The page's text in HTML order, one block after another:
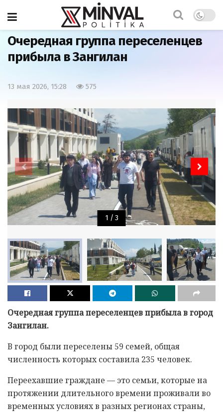
Главная Общество
Очередная группа переселенцев
прибыла в Зангилан
13 мая 2026, 15:28 575
1 / 3
Очередная группа переселенцев прибыла в город
Зангилан.
В город были переселены 59 семей, общая
численность которых составила 235 человек.
Переехавшие граждане — это семьи, которые на
протяжении длительного времени проживали во
временных условиях в разных регионах страны,